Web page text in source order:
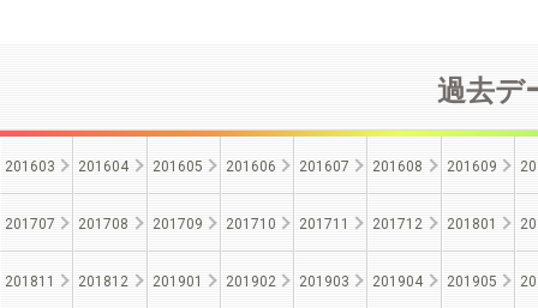
過去デ
201603 201604 201605 201606 201607 201608 201609
201707 201708 201709 201710 201711 201712 201801
201811 201812 201901 201902 201903 201904 201905